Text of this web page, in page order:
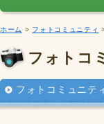
ホーム > フォトコミュニティ
フォトコ
フォトコミュニテ